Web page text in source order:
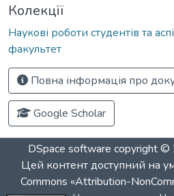
Колекції
Наукові роботи студентів та
факультет
Повна інформація про
Google Scholar
DSpace software copyright
Цей контент доступний на
Commons «Attribution-